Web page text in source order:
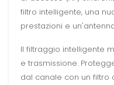
filtro intelligente, una
prestazioni e
Il filtraggio intelligente
e trasmissione.
dal canale con un filtro